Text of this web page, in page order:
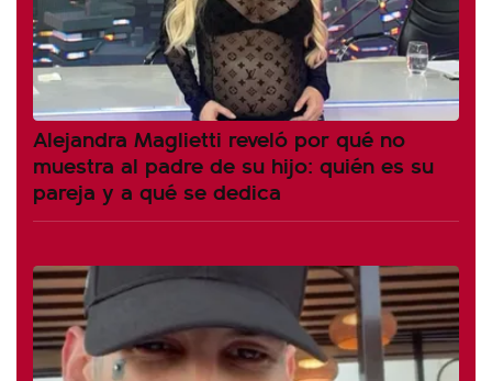
Alejandra Maglietti reveló por qué no
muestra al padre de su hijo: quién es su
pareja y a qué se dedica